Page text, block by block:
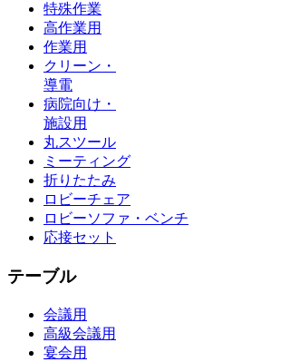
特殊作業
高作業用
作業用
クリーン・
導電
病院向け・
施設用
丸スツール
ミーティング
折りたたみ
ロビーチェア
ロビーソファ・ベンチ
応接セット
テーブル
会議用
高級会議用
宴会用